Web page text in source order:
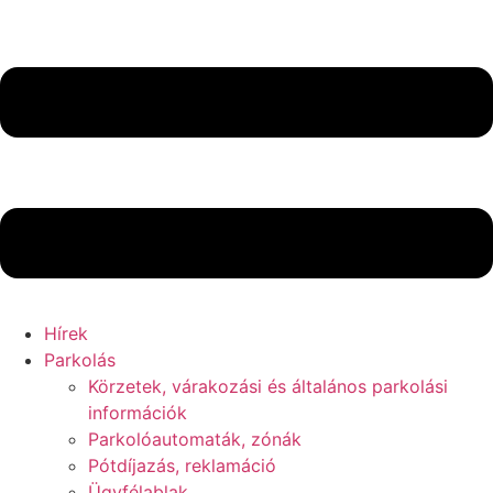
Hírek
Parkolás
Körzetek, várakozási és általános parkolási
információk
Parkolóautomaták, zónák
Pótdíjazás, reklamáció